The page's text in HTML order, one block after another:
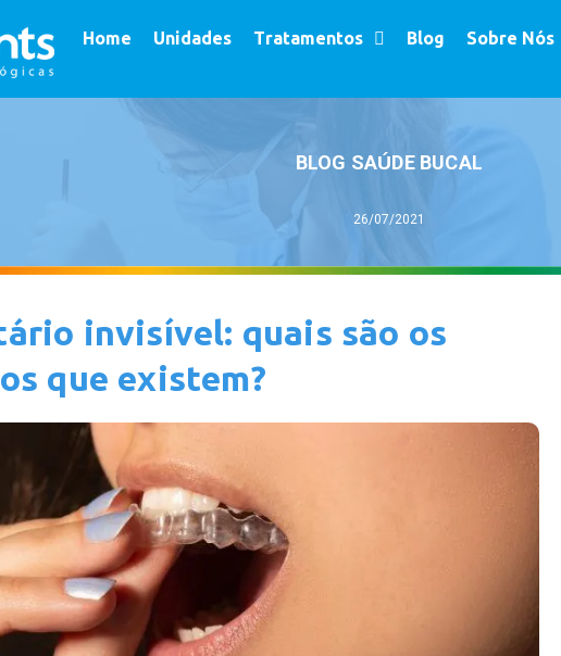
Home Unidades Tratamentos Blog Sobre Nós
BLOG SAÚDE BUCAL
26/07/2021
invisível: quais são os
que existem?